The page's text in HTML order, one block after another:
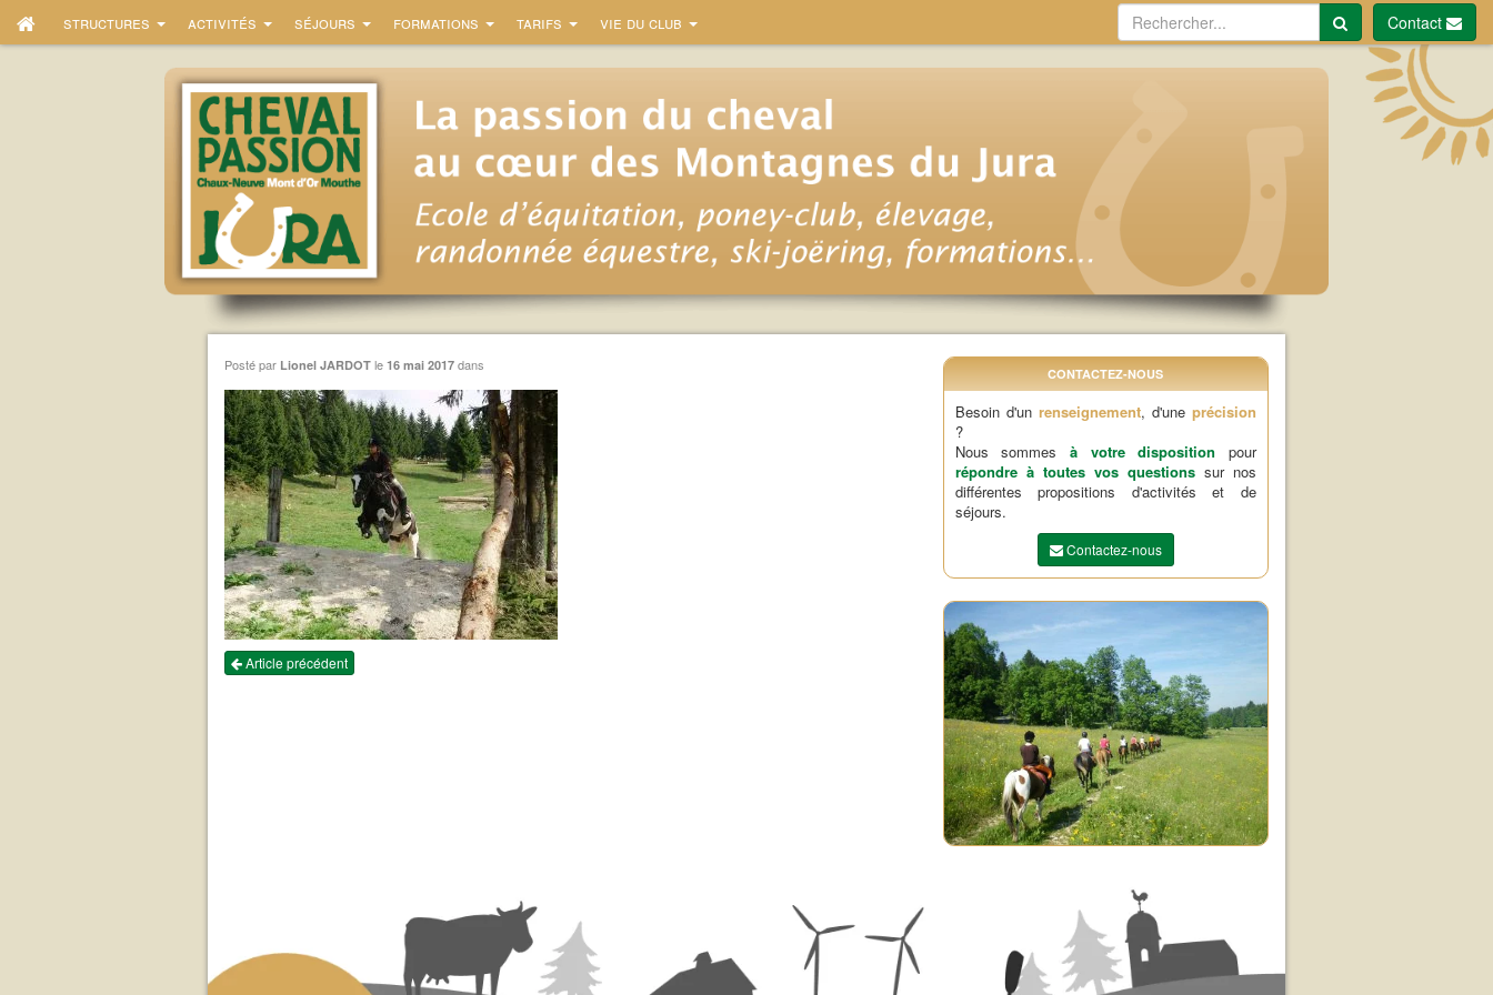
structures activités séjours formations tarifs vie du club Contact
Posté par Lionel JARDOT le 16 mai 2017 dans
Article précédent
CONTACTEZ-NOUS
Besoin d'un renseignement, d'une précision
?
Nous sommes à votre disposition pour
répondre à toutes vos questionssur nos
différentes propositions d'activités et de
séjours.
Contactez-nous